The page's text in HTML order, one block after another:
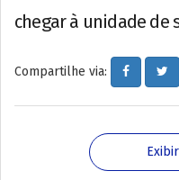
chegar à unidade de
Compartilhe via: